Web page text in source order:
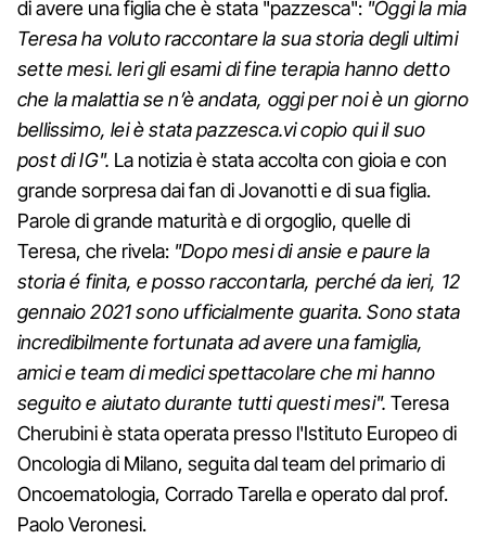
di avere una figlia che è stata "pazzesca": "Oggi la mia
Teresa ha voluto raccontare la sua storia degli ultimi
sette mesi. Ieri gli esami di fine terapia hanno detto
che la malattia se n’è andata, oggi per noi è un giorno
bellissimo, lei è stata pazzesca.vi copio qui il suo
post di IG". La notizia è stata accolta con gioia e con
grande sorpresa dai fan di Jovanotti e di sua figlia.
Parole di grande maturità e di orgoglio, quelle di
Teresa, che rivela: "Dopo mesi di ansie e paure la
storia é finita, e posso raccontarla, perché da ieri, 12
gennaio 2021 sono ufficialmente guarita. Sono stata
incredibilmente fortunata ad avere una famiglia,
amici e team di medici spettacolare che mi hanno
seguito e aiutato durante tutti questi mesi".Teresa
Cherubini è stata operata presso l'Istituto Europeo di
Oncologia di Milano, seguita dal team del primario di
Oncoematologia, Corrado Tarella e operato dal prof.
Paolo Veronesi.